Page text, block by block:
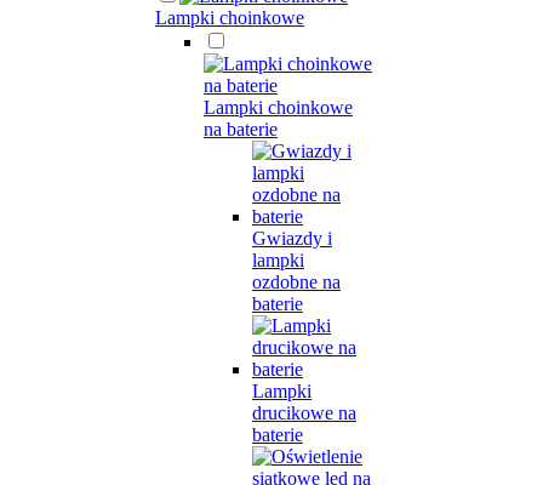
Lampki choinkowe
Lampki choinkowe
na baterie
Gwiazdy i
lampki
ozdobne na
baterie
Lampki
drucikowe na
baterie